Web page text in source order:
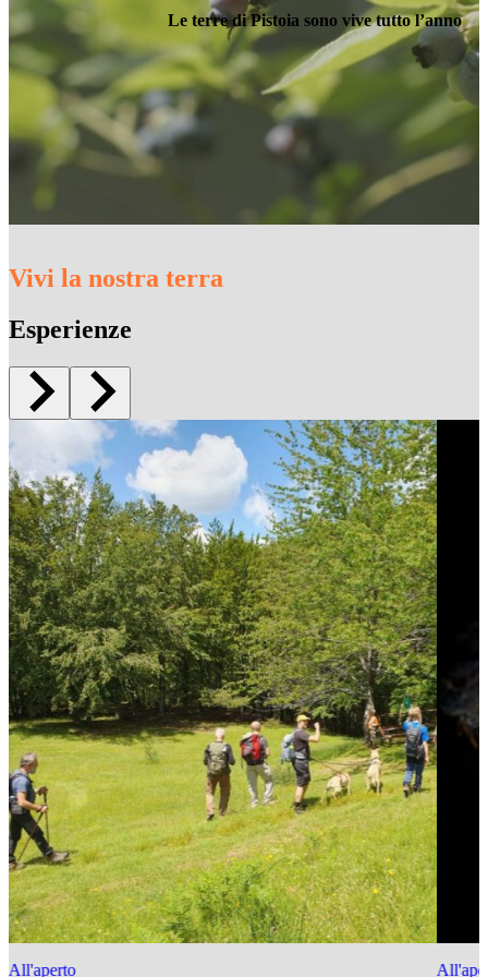
Le terre di Pistoia sono vive tutto l’anno
Vivi la nostra terra
Esperienze
All'aperto